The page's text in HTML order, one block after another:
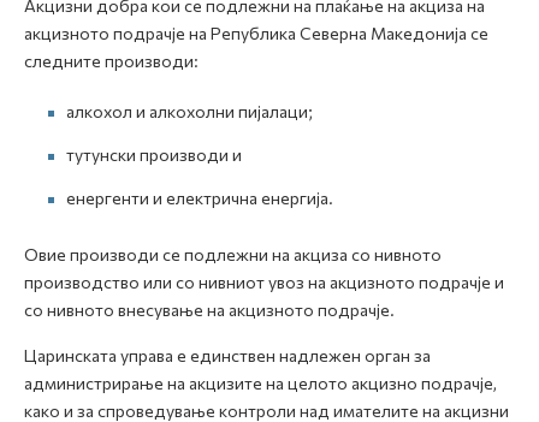
Open
Контакт
Акцизни добра кои се подлежни на плаќање на акцизa на
акцизното подрачје на Република Северна Македонија се
следните производи:
алкохол и алкохолни пијалaци;
тутунски производи и
енергенти и електрична енергија.
Овие производи се подлежни на акциза со нивното
производство или со нивниот увоз на акцизното подрачје и
со нивното внесување на акцизното подрачје.
Царинската управа е единствен надлежен орган за
администрирање на акцизите на целото акцизно подрачје,
како и за спроведување контроли над имателите на акцизни